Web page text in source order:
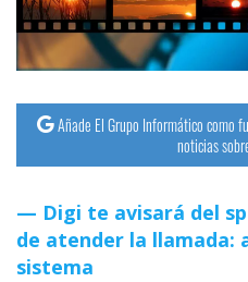
Operadores
Trucos
y
Ciberseguridad
Añade El Grupo Informático como
noticias
Digi te avisará del
de atender la llamada:
sistema